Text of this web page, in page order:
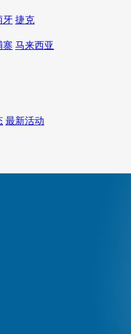
牙 捷克
寨 马来西亚
最新活动